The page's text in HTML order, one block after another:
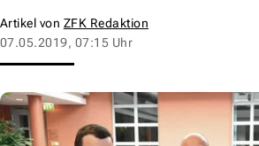
Artikel von ZFK Redaktion
07.05.2019, 07:15 Uhr